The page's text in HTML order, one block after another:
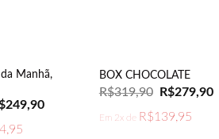
Manhã,
249,90O
BOX CHOCOLATE
R$319,90
O
preço
original
era:
R$279,90O
Em 2x de R$139,95